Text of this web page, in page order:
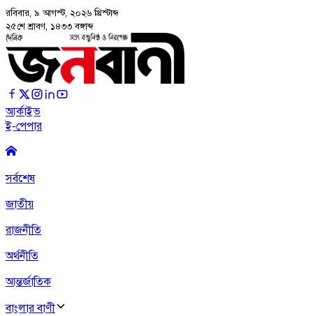
রবিবার, ৯ আগস্ট, ২০২৬ খ্রিস্টাব্দ
২৫শে শ্রাবণ, ১৪৩৩ বঙ্গাব্দ
আর্কাইভ
ই-পেপার
সর্বশেষ
জাতীয়
রাজনীতি
অর্থনীতি
আন্তর্জাতিক
বাংলার বাণী